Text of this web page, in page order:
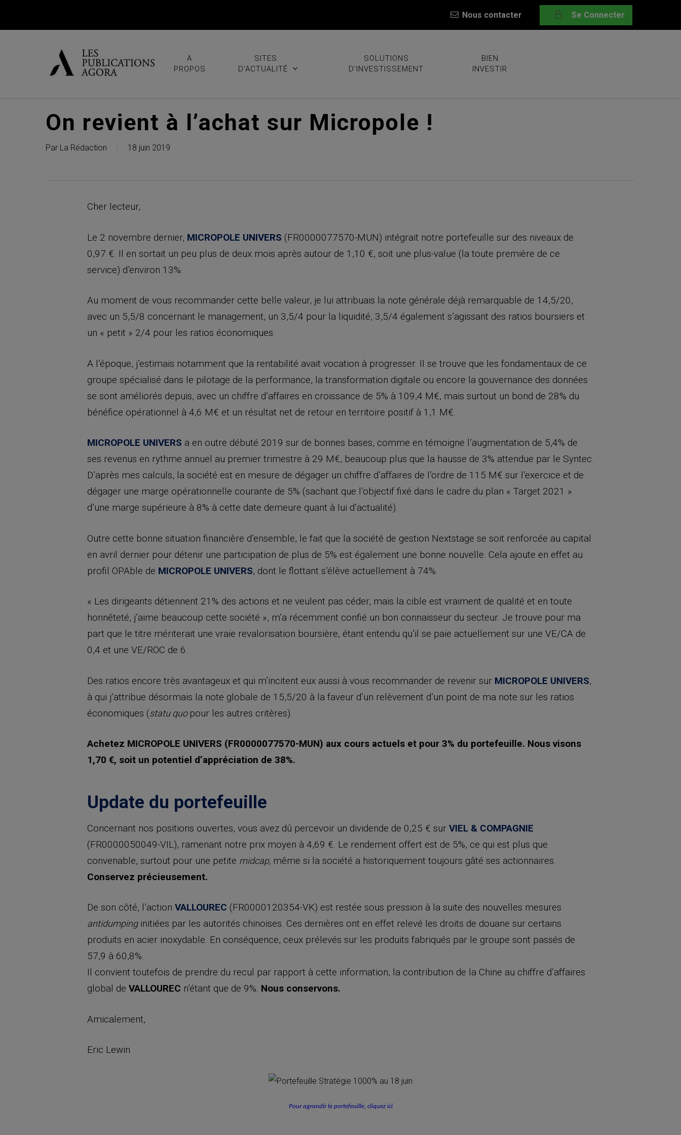
Nous contacter Se Connecter
A
PROPOS
SITES
D’ACTUALITÉ
SOLUTIONS
D’INVESTISSEMENT
BIEN
INVESTIR
On revient à l’achat sur Micropole !
Par La Rédaction 18 juin 2019
Cher lecteur,
Le 2 novembre dernier, MICROPOLE UNIVERS (FR0000077570-MUN) intégrait notre portefeuille sur des niveaux de
0,97 €. Il en sortait un peu plus de deux mois après autour de 1,10 €, soit une plus-value (la toute première de ce
service) d’environ 13%.
Au moment de vous recommander cette belle valeur, je lui attribuais la note générale déjà remarquable de 14,5/20,
avec un 5,5/8 concernant le management, un 3,5/4 pour la liquidité, 3,5/4 également s’agissant des ratios boursiers et
un « petit » 2/4 pour les ratios économiques.
A l’époque, j’estimais notamment que la rentabilité avait vocation à progresser. Il se trouve que les fondamentaux de ce
groupe spécialisé dans le pilotage de la performance, la transformation digitale ou encore la gouvernance des données
se sont améliorés depuis, avec un chiffre d’affaires en croissance de 5% à 109,4 M€, mais surtout un bond de 28% du
bénéfice opérationnel à 4,6 M€ et un résultat net de retour en territoire positif à 1,1 M€.
MICROPOLE UNIVERS a en outre débuté 2019 sur de bonnes bases, comme en témoigne l’augmentation de 5,4% de
ses revenus en rythme annuel au premier trimestre à 29 M€, beaucoup plus que la hausse de 3% attendue par le Syntec.
D’après mes calculs, la société est en mesure de dégager un chiffre d’affaires de l’ordre de 115 M€ sur l’exercice et de
dégager une marge opérationnelle courante de 5% (sachant que l’objectif fixé dans le cadre du plan « Target 2021 »
d’une marge supérieure à 8% à cette date demeure quant à lui d’actualité).
Outre cette bonne situation financière d’ensemble, le fait que la société de gestion Nextstage se soit renforcée au capital
en avril dernier pour détenir une participation de plus de 5% est également une bonne nouvelle. Cela ajoute en effet au
profil OPAble de MICROPOLE UNIVERS, dont le flottant s’élève actuellement à 74%.
« Les dirigeants détiennent 21% des actions et ne veulent pas céder, mais la cible est vraiment de qualité et en toute
honnêteté, j’aime beaucoup cette société », m’a récemment confié un bon connaisseur du secteur. Je trouve pour ma
part que le titre mériterait une vraie revalorisation boursière, étant entendu qu’il se paie actuellement sur une VE/CA de
0,4 et une VE/ROC de 6.
Des ratios encore très avantageux et qui m’incitent eux aussi à vous recommander de revenir sur MICROPOLE UNIVERS,
à qui j’attribue désormais la note globale de 15,5/20 à la faveur d’un relèvement d’un point de ma note sur les ratios
économiques (statu quopour les autres critères).
Achetez MICROPOLE UNIVERS (FR0000077570-MUN) aux cours actuels et pour 3% du portefeuille. Nous visons
1,70 €, soit un potentiel d’appréciation de 38%.
Update du portefeuille
Concernant nos positions ouvertes, vous avez dû percevoir un dividende de 0,25 € sur VIEL & COMPAGNIE
(FR0000050049-VIL), ramenant notre prix moyen à 4,69 €. Le rendement offert est de 5%, ce qui est plus que
convenable, surtout pour une petite midcap, même si la société a historiquement toujours gâté ses actionnaires.
Conservez précieusement.
De son côté, l’action VALLOUREC (FR0000120354-VK) est restée sous pression à la suite des nouvelles mesures
antidumpinginitiées par les autorités chinoises. Ces dernières ont en effet relevé les droits de douane sur certains
produits en acier inoxydable. En conséquence, ceux prélevés sur les produits fabriqués par le groupe sont passés de
57,9 à 60,8%.
Il convient toutefois de prendre du recul par rapport à cette information, la contribution de la Chine au chiffre d’affaires
global de VALLOUREC n’étant que de 9%. Nous conservons.
Amicalement,
Eric Lewin
Pour agrandir le portefeuille, cliquez ici